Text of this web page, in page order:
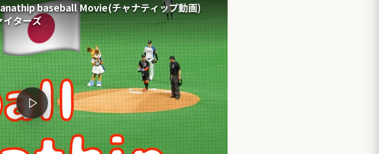
baseball Movie(チャナティップ動画)
イターズ